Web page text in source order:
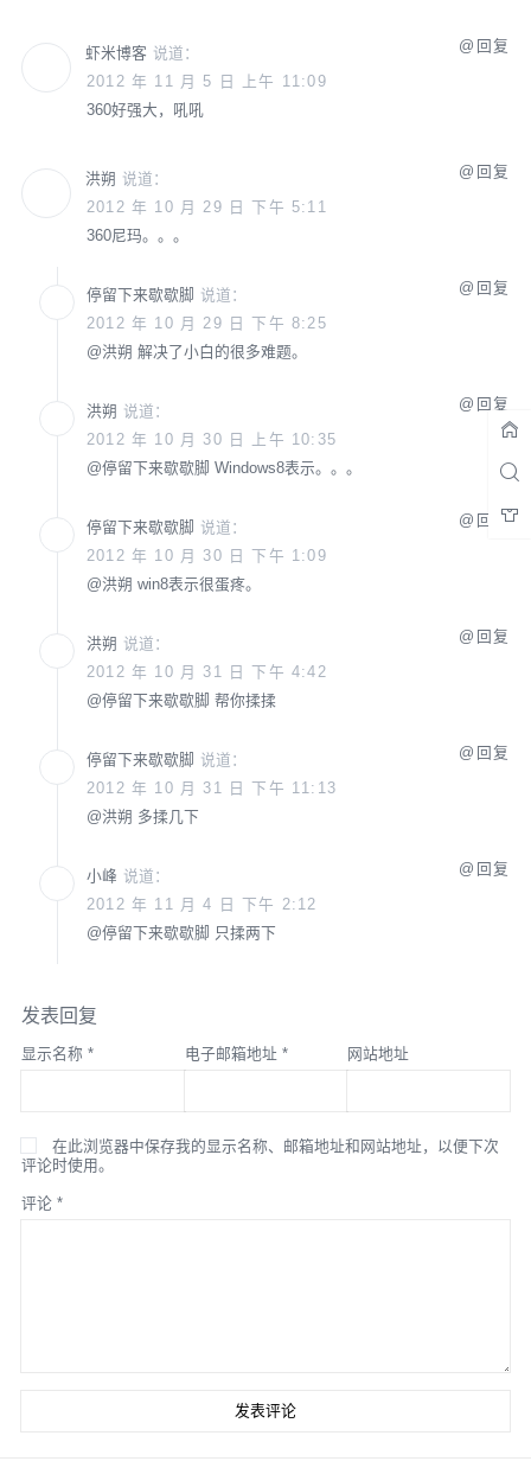
虾米博客 说道：
2012 年 11 月 5 日 上午 11:09
360好强大，吼吼
回复
洪朔 说道：
2012 年 10 月 29 日 下午 5:11
360尼玛。。。
回复
停留下来歇歇脚 说道：
2012 年 10 月 29 日 下午 8:25
@洪朔 解决了小白的很多难题。
回复
洪朔 说道：
2012 年 10 月 30 日 上午 10:35
@停留下来歇歇脚 Windows8表示。。。
回复
停留下来歇歇脚 说道：
2012 年 10 月 30 日 下午 1:09
@洪朔 win8表示很蛋疼。
回复
洪朔 说道：
2012 年 10 月 31 日 下午 4:42
@停留下来歇歇脚 帮你揉揉
回复
停留下来歇歇脚 说道：
2012 年 10 月 31 日 下午 11:13
@洪朔 多揉几下
回复
小峰 说道：
2012 年 11 月 4 日 下午 2:12
@停留下来歇歇脚 只揉两下
回复
发表回复
显示名称 * 电子邮箱地址 * 网站地址
在此浏览器中保存我的显示名称、邮箱地址和网站地址，以便下次
评论时使用。
评论 *